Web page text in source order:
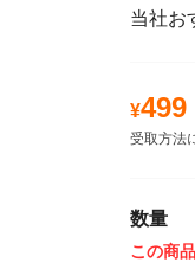
当社お
¥499
受取方法
数量
この商